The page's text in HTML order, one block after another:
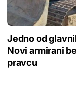
Jedno od
Novi armirani
pravcu